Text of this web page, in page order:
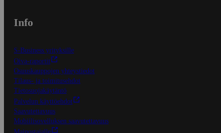
Info
S-Business yrityksille
Oiva-raportit
Osuuskauppojen yhteystiedot
Tilaus- ja toimitusehdot
Tietosuojakäytäntö
Palvelun käyttöehdot
Saavutettavuus
Mobiilisovelluksen saavutettavuus
Mainostajalle